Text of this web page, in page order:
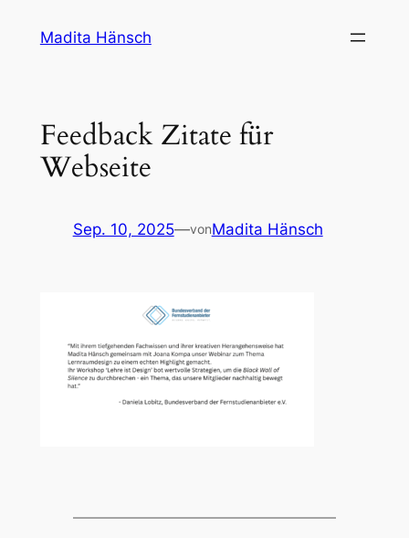
InhaltMadita Hänsch
Feedback Zitate für
Webseite
Sep. 10, 2025—vonMadita Hänsch